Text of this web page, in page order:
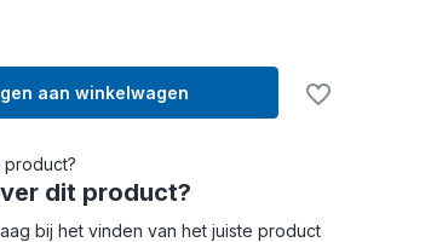
aan winkelwagen
dit product?
bij het vinden van het juiste product